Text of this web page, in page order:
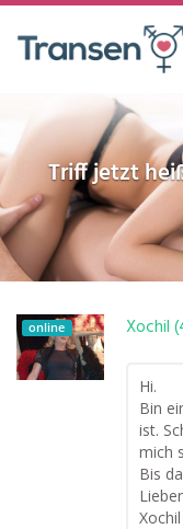
Skip
Triff jetzt
online Xochil
Hi.
Bin
ist.
mich
Bis
Xochil